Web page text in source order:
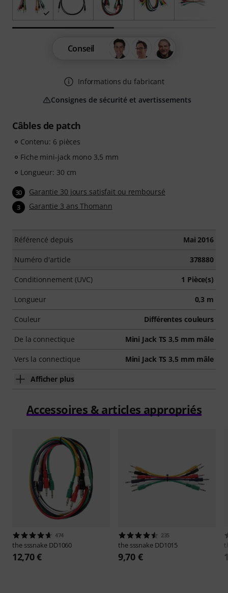
Câbles de patch
Contenu: 6 pièces
Fiche mini-jack mono 3,5 mm
Longueur: 30 cm
30 Garantie 30 jours satisfait ou remboursé
3 Garantie 3 ans Thomann
Référencé depuis Mai 2016
Numéro d'article 378880
Conditionnement (UVC) 1 Pièce(s)
Longueur 0,3 m
Couleur Différentes couleurs
De la connectique Mini Jack TS 3,5 mm mâle
Vers la connectique Mini Jack TS 3,5 mm mâle
Afficher plus
Conseil
Informations du fabricant
Consignes de sécurité et avertissements
Accessoires & articles appropriés
474
the sssnake DD1060
12,70 €
235
the sssnake DD1015
9,70 €